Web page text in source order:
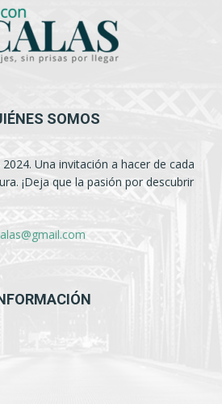
SOMOS
Una invitación a hacer de cada
¡Deja que la pasión por descubrir